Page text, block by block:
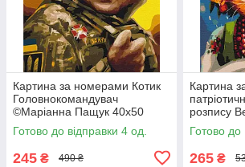
Картина за номерами Котик
Головнокомандувач
©Маріанна Пащук 40х50
BrushMe BS53427
Готово до відправки 4 од.
245 ₴ 490 ₴
Картина
розпису
на
Готово до
265 ₴